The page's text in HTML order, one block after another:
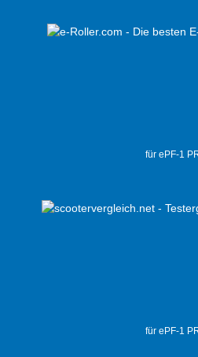
für ePF-1
für ePF-1